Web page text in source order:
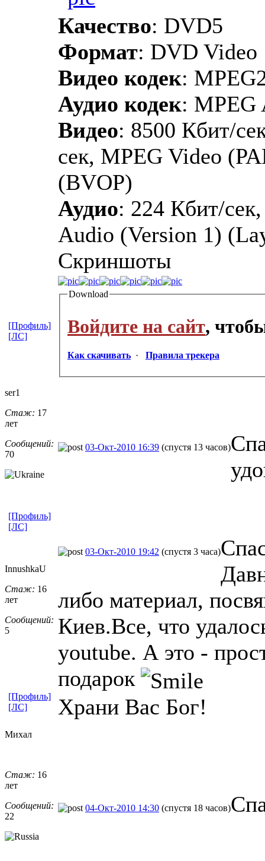
Качество: DVD5
Формат: DVD Video
Видео кодек:
Аудио кодек: MPEG
Видео: 8500 Кбит/
сек, MPEG Video
(BVOP)
Аудио: 224 Кбит/
Audio (Version 1)
Скриншоты
Download
Войдите на сайт,
Как скачивать · Правила трекера
[Профиль]
[ЛС]
ser1
Стаж: 17
лет
Сообщений:
70
03-Окт-2010 16:39 (спустя 13 часов)
[Профиль]
[ЛС]
InnushkaU
Стаж: 16
лет
Сообщений:
5
03-Окт-2010 19:42 (спустя 3 часа)
либо материал,
Киев.Все, что
youtube. А это -
подарок
Храни Вас Бог!
[Профиль]
[ЛС]
Михал
Стаж: 16
лет
Сообщений:
22
04-Окт-2010 14:30 (спустя 18 часов)